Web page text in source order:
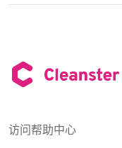
访问帮助中心